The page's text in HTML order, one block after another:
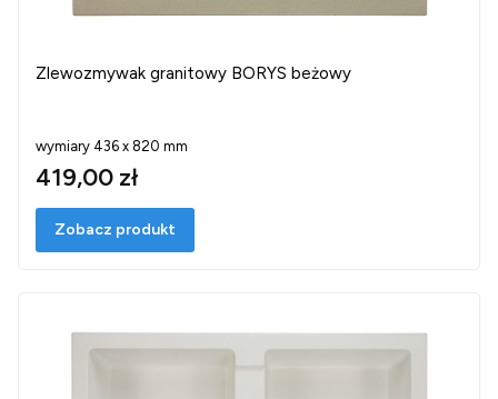
Zlewozmywak granitowy BORYS beżowy
wymiary 436 x 820 mm
419,00 zł
Zobacz produkt